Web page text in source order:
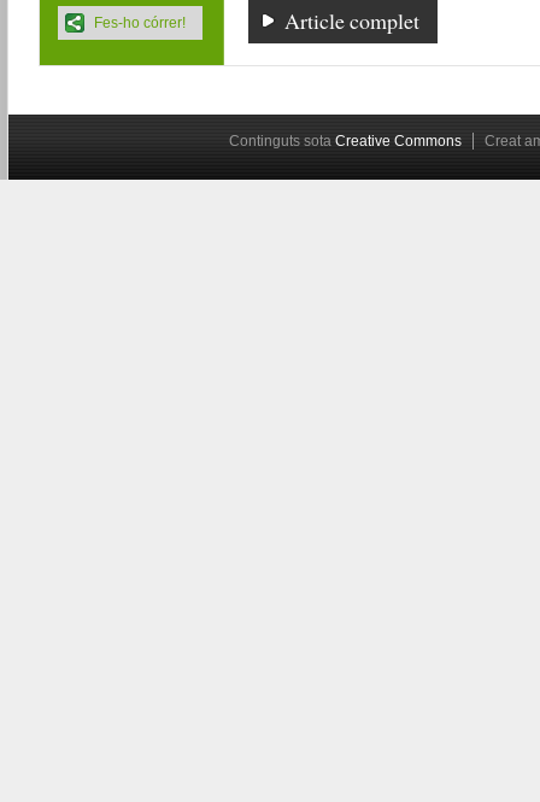
Article complet
Fes-ho córrer!
Continguts sota Creative Commons Creat